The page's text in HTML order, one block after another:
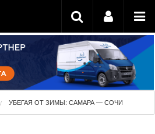
УБЕГАЯ ОТ ЗИМЫ: САМАРА — СОЧИ